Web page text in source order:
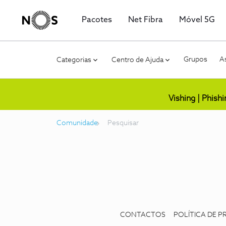
Pacotes Net Fibra Móvel 5G
Categorias Centro de Ajuda Grupos
Vishing |
Comunidade Pesquisar
CONTACTOS POLÍTICA DE